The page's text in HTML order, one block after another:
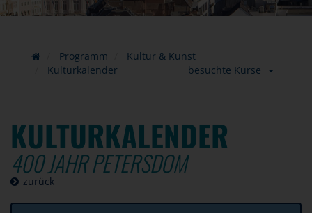
Programm
Kultur & Kunst
Kulturkalender
besuchte Kurse
KULTURKALENDER
400 JAHR PETERSDOM
zurück